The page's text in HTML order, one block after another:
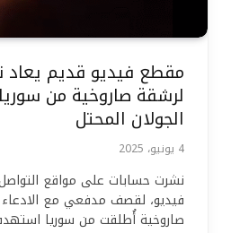
مقطع فيديو قديم يعاد
لرشقة صاروخية من
الجولان المحتل
4 يونيو، 2025
نشرت حسابات على مواقع
فيديو، لقصف مدفعي مع
صاروخية أُطلقت من سوريا